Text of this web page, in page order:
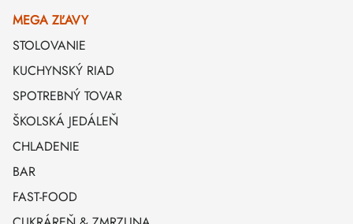
MEGA ZĽAVY
STOLOVANIE
KUCHYNSKÝ RIAD
SPOTREBNÝ TOVAR
ŠKOLSKÁ JEDÁLEŇ
CHLADENIE
BAR
FAST-FOOD